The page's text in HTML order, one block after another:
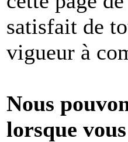
satisfait de
vigueur à
Nous
lorsque